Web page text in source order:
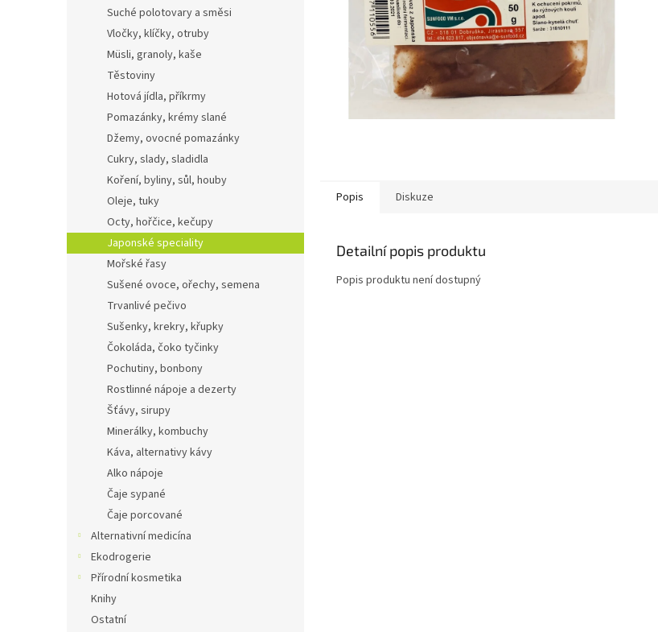
Suché polotovary a směsi
Vločky, klíčky, otruby
Müsli, granoly, kaše
Těstoviny
Hotová jídla, příkrmy
Pomazánky, krémy slané
Džemy, ovocné pomazánky
Cukry, slady, sladidla
Koření, byliny, sůl, houby
Oleje, tuky
Octy, hořčice, kečupy
Japonské speciality
Mořské řasy
Sušené ovoce, ořechy, semena
Trvanlivé pečivo
Sušenky, krekry, křupky
Čokoláda, čoko tyčinky
Pochutiny, bonbony
Rostlinné nápoje a dezerty
Šťávy, sirupy
Minerálky, kombuchy
Káva, alternativy kávy
Alko nápoje
Čaje sypané
Čaje porcované
Alternativní medicína
Ekodrogerie
Přírodní kosmetika
Knihy
Ostatní
Popis Diskuze
Detailní popis produktu
Popis produktu není dostupný